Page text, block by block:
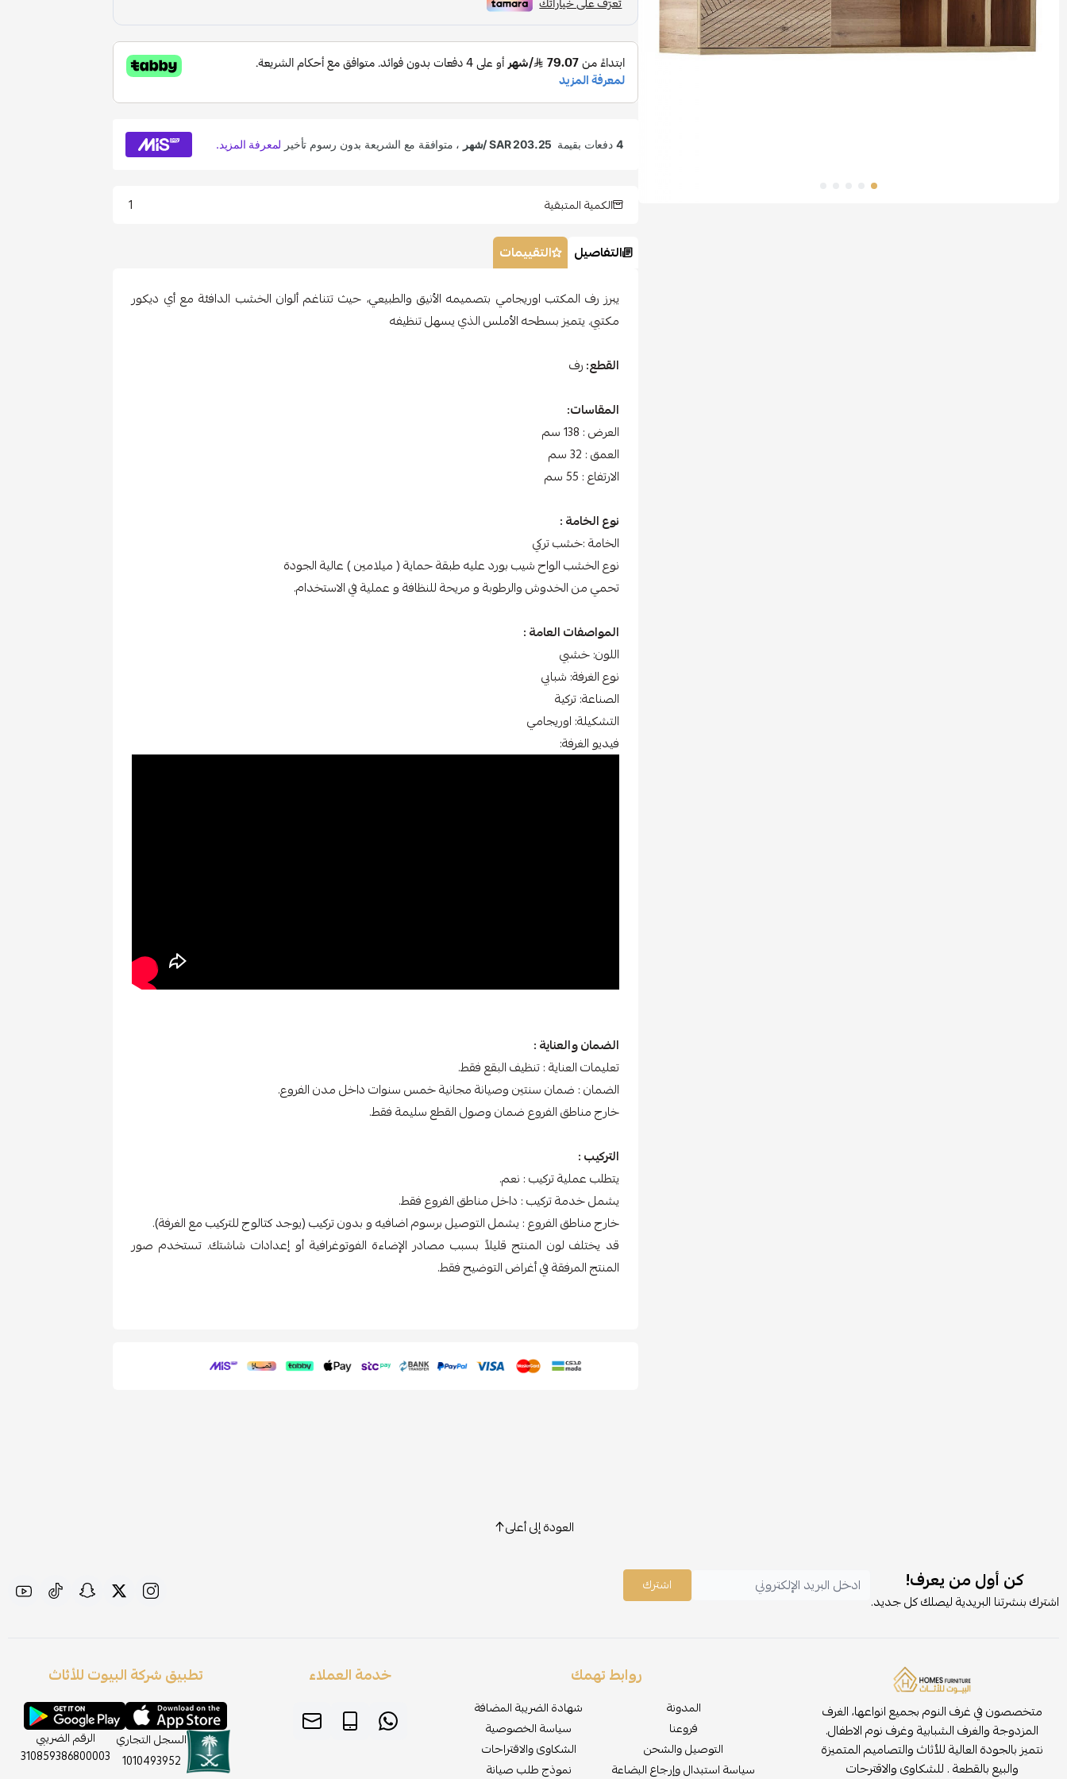
الكمية المتبقية 1
التفاصيل التقييمات
يبرز رف المكتب اوريجامي بتصميمه الأنيق والطبيعي، حيث تتناغم ألوان الخشب الدافئة مع أي ديكور
مكتبي. يتميز بسطحه الأملس الذي يسهل تنظيفه
القطع:رف
المقاسات:
العرض : 138 سم
العمق : 32 سم
الارتفاع : 55 سم
نوع الخامة :
الخامة :خشب تركي
نوع الخشب الواح شيب بورد عليه طبقة حماية ( ميلامين ) عالية الجودة
تحمي من الخدوش والرطوبة و مريحة للنظافة و عملية في الاستخدام.
المواصفات العامة :
اللون: خشبي
نوع الغرفة: شبابي
الصناعة: تركية
التشكيلة: اوريجامي
فيديو الغرفة:
الضمان والعناية :
تعليمات العناية : تنظيف البقع فقط.
الضمان : ضمان سنتين وصيانة مجانية خمس سنوات داخل مدن الفروع.
خارج مناطق الفروع ضمان وصول القطع سليمة فقط.
التركيب :
يتطلب عملية تركيب : نعم.
يشمل خدمة تركيب : داخل مناطق الفروع فقط.
خارج مناطق الفروع : يشمل التوصيل برسوم اضافيه و بدون تركيب (يوجد كتالوج للتركيب مع الغرفة).
قد يختلف لون المنتج قليلاً بسبب مصادر الإضاءة الفوتوغرافية أو إعدادات شاشتك. تستخدم صور
المنتج المرفقة في أغراض التوضيح فقط.
العودة إلى أعلى
كن أول من يعرف!
اشترك بنشرتنا البريدية ليصلك كل جديد.
اشترك
متخصصون في غرف النوم بجميع انواعها، الغرف
المزدوجة والغرف الشبابية وغرف نوم الاطفال.
نتميز بالجودة العالية للأثاث والتصاميم المتميزة
والبيع بالقطعة . للشكاوى والاقترحات
روابط تهمك
المدونة
فروعنا
التوصيل والشحن
سياسة استبدال وإرجاع البضاعة
شهادة الضريبة المضافة
سياسة الخصوصية
الشكاوى والاقتراحات
نموذج طلب صيانة
خدمة العملاء تطبيق شركة البيوت للأثاث
السجل التجاري
1010493952
الرقم الضريبي
310859386800003